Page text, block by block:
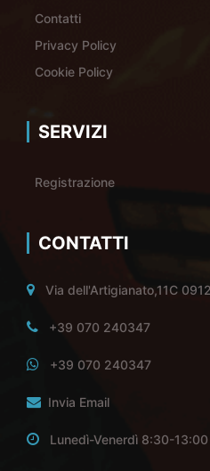
Contatti
Privacy Policy
Cookie Policy
SERVIZI
Registrazione
CONTATTI
Via dell'Artigianato,11C
+39 070 240347
+39 070 240347
Invia Email
Lunedì-Venerdì 8:30-